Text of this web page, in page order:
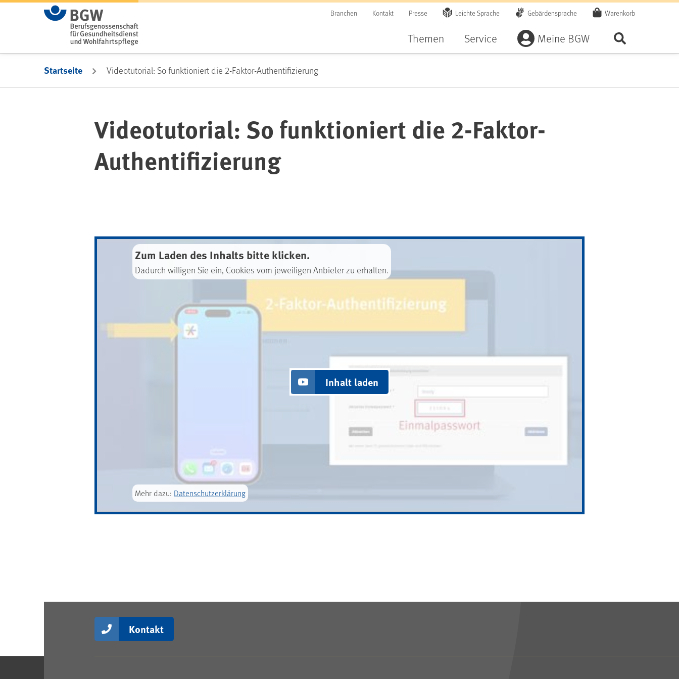
Zum Hauptinhalt springen Branchen Kontakt Presse Leichte Sprache Gebärdensprache Warenkorb
Themen Service Meine BGW
Startseite Videotutorial: So funktioniert die 2-Faktor-Authentifizierung
Videotutorial: So funktioniert die 2-Faktor-
Authentifizierung
Zum Laden des Inhalts bitte klicken.
Dadurch willigen Sie ein, Cookies vom jeweiligen Anbieter zu erhalten.
Inhalt laden
Mehr dazu: Datenschutzerklärung
Kontakt